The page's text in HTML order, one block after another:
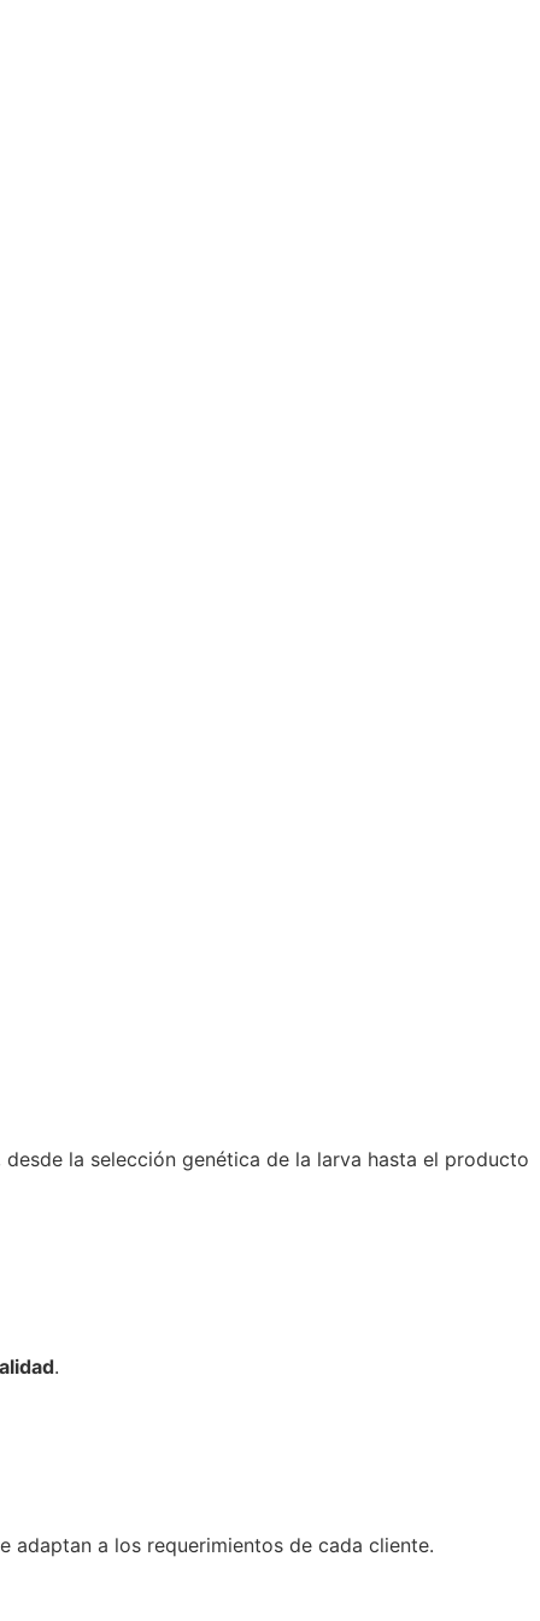
la selección genética de la larva hasta el producto
.
adaptan a los requerimientos de cada cliente.